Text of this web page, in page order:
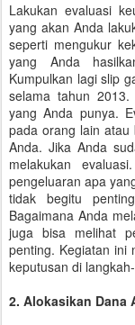
Lakukan evaluasi
yang akan Anda
seperti mengukur
yang Anda
Kumpulkan lagi slip
selama tahun
yang Anda punya.
pada orang lain
Anda. Jika Anda
melakukan
pengeluaran apa
tidak begitu
Bagaimana Anda
juga bisa melihat
penting. Kegiatan ini
keputusan di
2. Alokasikan Dana